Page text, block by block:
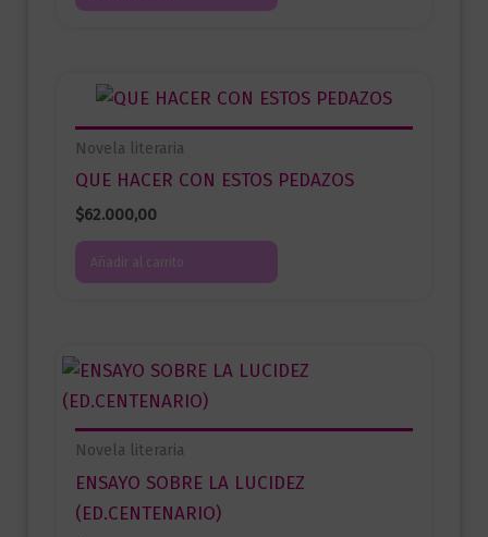
Novela literaria
QUE HACER CON ESTOS PEDAZOS
$62.000,00
Añadir al carrito
Novela literaria
ENSAYO SOBRE LA LUCIDEZ
(ED.CENTENARIO)